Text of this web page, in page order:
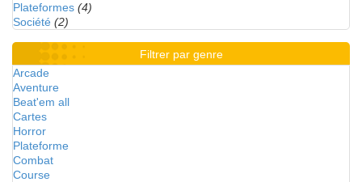
Plateformes (4)
Société (2)
Filtrer par genre
Arcade
Aventure
Beat'em all
Cartes
Horror
Plateforme
Combat
Course